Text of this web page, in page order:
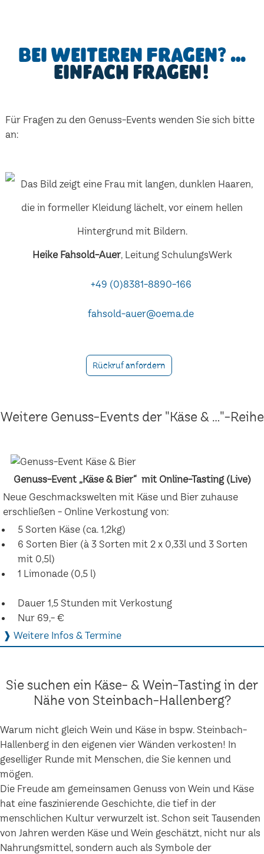
Bei weiteren Fragen? …
einfach fragen!
Für Fragen zu den Genuss-Events wenden Sie sich bitte
an:
Heike Fahsold-Auer, Leitung SchulungsWerk
+49 (0)8381-8890-166
fahsold-auer@oema.de
Rückruf anfordern
Weitere Genuss-Events der "Käse & ..."-Reihe
Genuss-Event „Käse & Bier“ mit Online-Tasting (Live)
Neue Geschmackswelten mit Käse und Bier zuhause
erschließen - Online Verkostung von:
5 Sorten Käse (ca. 1,2kg)
6 Sorten Bier (à 3 Sorten mit 2 x 0,33l und 3 Sorten
mit 0,5l)
1 Limonade (0,5 l)
Dauer 1,5 Stunden mit Verkostung
Nur 69,- €
❱ Weitere Infos & Termine
Sie suchen ein Käse- & Wein-Tasting in der
Nähe von Steinbach-Hallenberg?
Warum nicht gleich Wein und Käse in bspw. Steinbach-
Hallenberg in den eigenen vier Wänden verkosten! In
geselliger Runde mit Menschen, die Sie kennen und
mögen.
Die Freude am gemeinsamen Genuss von Wein und Käse
hat eine faszinierende Geschichte, die tief in der
menschlichen Kultur verwurzelt ist. Schon seit Tausenden
von Jahren werden Käse und Wein geschätzt, nicht nur als
Nahrungsmittel, sondern auch als Symbole der